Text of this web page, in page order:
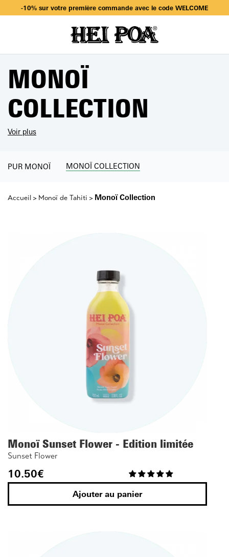
-10% sur votre première commande avec le code WELCOME
Livraison offerte dès 49€ d’achat en sélectionnant Mondial Relay
MONOÏ
COLLECTION
Voir plus
PUR MONOÏ MONOÏ COLLECTION
Accueil > Monoï de Tahiti > Monoï Collection
Monoï Sunset Flower - Edition limitée
Sunset Flower
10.50€
Ajouter au panier